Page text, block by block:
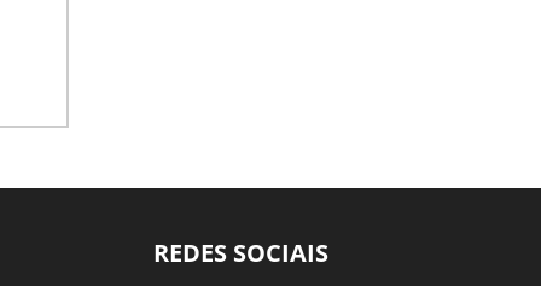
REDES SOCIAIS